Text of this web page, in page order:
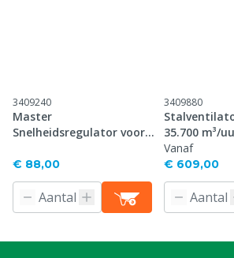
3409240
Master
Snelheidsregulator voor 2
€ 88,00
3409880
35.700 m³/
Vanaf
€ 609,00